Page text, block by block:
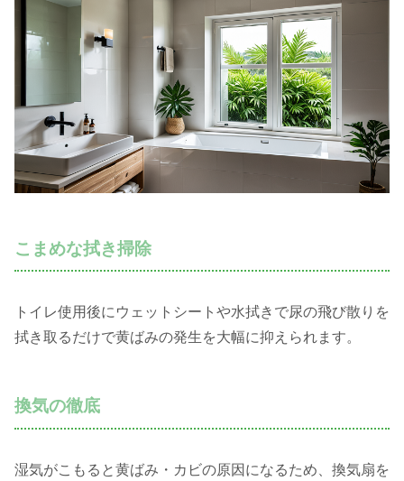
こまめな拭き掃除
トイレ使用後にウェットシートや水拭きで尿の飛び散りを
拭き取るだけで黄ばみの発生を大幅に抑えられます。
換気の徹底
湿気がこもると黄ばみ・カビの原因になるため、換気扇を